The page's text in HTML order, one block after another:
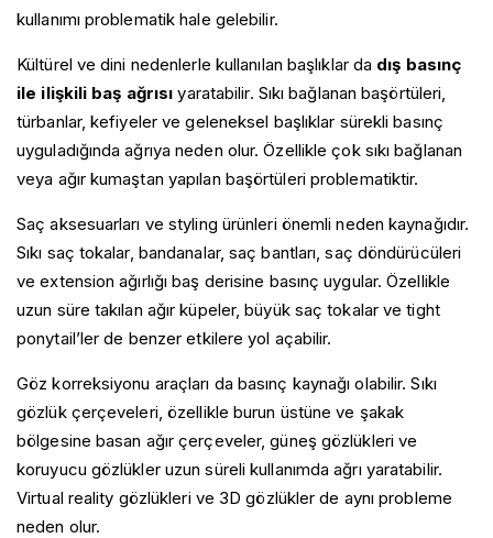
Anasayfa
Hakkımda
Prof. Dr. Pınar Yalınay Dikmen
Videolar
Galeri
Kitaplarım
Dış Basınç ile İlişkili Baş Ağrısı
Egzersiz Baş Ağrısı
Gerilim Tipi Baş Ağrısı
Glossofaringeal Nevralji
Gök Gürültüsü Baş Ağrısı
İlaç Kötüye Kullanımına Bağlı Baş Ağrısı
İntrakraniyal Hipertansiyon Baş Ağrısı
İntrakraniyal Hipotansiyon Baş Ağrısı
Israrlı İdiyopatik Yüz Ağrısı
Küme Tipi Baş Ağrısı
Baş Dönmesi Hastalıkları
Dizziness (Baş Dönmesi)
Kalıcı Postüral-Algısal Baş Dönmesi (PPPD)
Meniere Hastalığı
Vestibüler Migren
Vestibüler Nörit
kullanımı problematik hale gelebilir.
Kültürel ve dini nedenlerle kullanılan başlıklar da dış basınç
ile ilişkili baş ağrısı yaratabilir. Sıkı bağlanan başörtüleri,
türbanlar, kefiyeler ve geleneksel başlıklar sürekli basınç
uyguladığında ağrıya neden olur. Özellikle çok sıkı bağlanan
veya ağır kumaştan yapılan başörtüleri problematiktir.
Saç aksesuarları ve styling ürünleri önemli neden kaynağıdır.
Sıkı saç tokalar, bandanalar, saç bantları, saç döndürücüleri
ve extension ağırlığı baş derisine basınç uygular. Özellikle
uzun süre takılan ağır küpeler, büyük saç tokalar ve tight
ponytail’ler de benzer etkilere yol açabilir.
Göz korreksiyonu araçları da basınç kaynağı olabilir. Sıkı
gözlük çerçeveleri, özellikle burun üstüne ve şakak
bölgesine basan ağır çerçeveler, güneş gözlükleri ve
koruyucu gözlükler uzun süreli kullanımda ağrı yaratabilir.
Virtual reality gözlükleri ve 3D gözlükler de aynı probleme
neden olur.